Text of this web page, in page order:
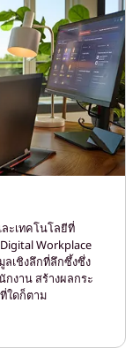
ะเทคโนโลยีที่
Workplace
เชิงลึกที่ลึกซึ้งซึ่ง
งาน สร้างผลกระ
ใดก็ตาม